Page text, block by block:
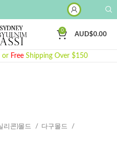
0
AUD$0.00
or Free Shipping Over $150
리콘)몰드
다구몰드